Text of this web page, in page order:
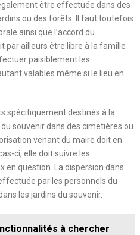
être effectuée dans des
ou des forêts. Il faut toutefois
ainsi que l’accord du
par ailleurs être libre à la famille
paisiblement les
valables même si le lieu en
spécifiquement destinés à la
souvenir dans des cimetières ou
venant du maire doit en
ci, elle doit suivre les
en question. La dispersion dans
par les personnels du
les jardins du souvenir.
à chercher